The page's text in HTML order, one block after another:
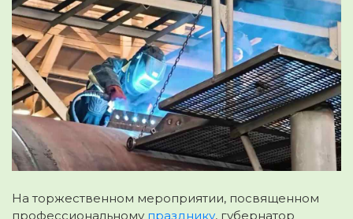
На торжественном мероприятии, посвященном
профессиональному празднику, губернатор